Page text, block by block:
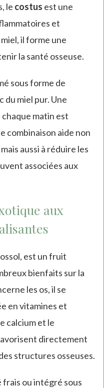
le costus est une
et
il forme une
la santé osseuse.
sous forme de
du miel pur. Une
matin est
combinaison aide non
aussi à réduire les
associées aux
aux
est un fruit
bienfaits sur la
les os, il se
en vitamines et
calcium et le
directement
structures osseuses.
ou intégré sous